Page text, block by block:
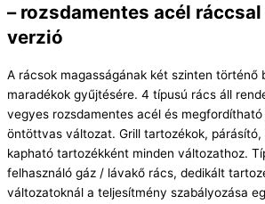
– rozsdamentes acél ráccsal
verzió
A rácsok magasságának két szinten történő
maradékok gyűjtésére. 4 típusú rács áll
vegyes rozsdamentes acél és
öntöttvas változat. Grill tartozékok,
kapható tartozékként minden változathoz.
felhasználó gáz / lávakő rács, dedikált
változatoknál a teljesítmény szabályozása